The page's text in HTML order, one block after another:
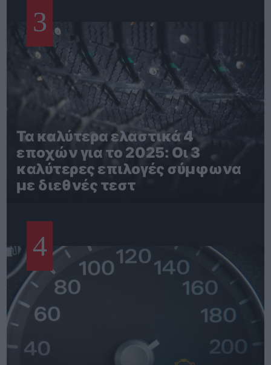
3
Τα καλύτερα ελαστικά 4
εποχών για το 2025: Οι 3
καλύτερες επιλογές σύμφωνα
με διεθνές τεστ
4